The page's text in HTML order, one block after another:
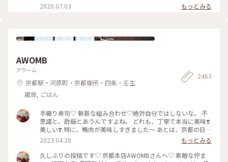
2020.07.03
もっとみる
AWOMB
アウーム
京都駅・河原町・京都御所・四条・壬生
雑貨, ごはん
2463
手織り寿司♡ 斬新な組み合わせ♡絶対自分ではしないな。 不
思議と、酢飯とあうんですよね。 どれも、丁寧で本当に美味❣️
美しい❣️ 特に、鴨肉が美味しすぎました〜 あとは、京都の日本
酒🍶♡ 素敵時間でした〜 #わたしのことりっぷ旅 #AWOMB #
京都 #烏丸本店 #手織り寿司
2023.04.28
もっとみる
久しぶりの投稿です♡ 京都本店AWOMBさんへ♡ 素敵な佇ま